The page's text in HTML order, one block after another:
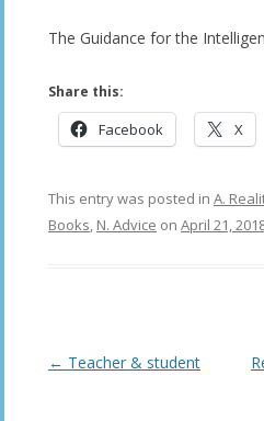
The Guidance for the
Share this:
Facebook X
This entry was posted in A.
Books N. Advice on April 21,
Post
← Teacher & student